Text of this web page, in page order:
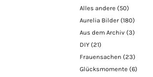
Alles andere (50)
Aurelia Bilder (180)
Aus dem Archiv (3)
DIY (21)
Frauensachen (23)
Glücksmomente (6)